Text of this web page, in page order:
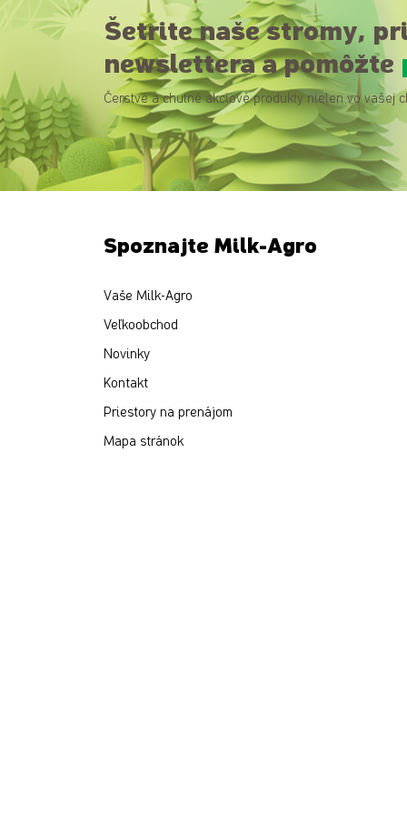
Šetrite naše stromy,
newslettera a pomôžte
Čerstvé a chutné akciové produkty nielen vo vašej
Spoznajte Milk-Agro
Vaše Milk-Agro
Veľkoobchod
Novinky
Kontakt
Priestory na prenájom
Mapa stránok